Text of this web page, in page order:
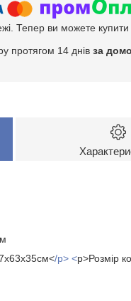
Тепер ви можете
протягом 14 днів за
/p> <p>Розмір